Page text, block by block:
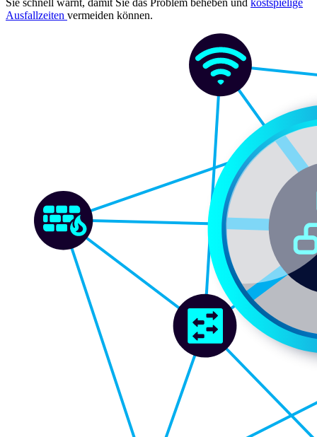
Sie schnell warnt, damit Sie das Problem beheben und kostspielige
Ausfallzeiten vermeiden können.